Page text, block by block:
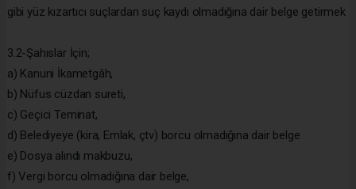
gibi yüz kızartıcı suçlardan suç kaydı olmadığına dair belge getirmek
3.2-Şahıslar İçin;
a) Kanuni İkametgâh,
b) Nüfus cüzdan sureti,
c) Geçici Teminat,
d) Belediyeye (kira, Emlak, çtv) borcu olmadığına dair belge
e) Dosya alındı makbuzu,
f) Vergi borcu olmadığına dair belge,